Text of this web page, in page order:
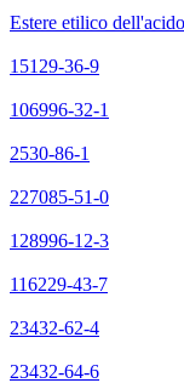
Estere etilico
15129-36-9
106996-32-1
2530-86-1
227085-51-0
128996-12-3
116229-43-7
23432-62-4
23432-64-6